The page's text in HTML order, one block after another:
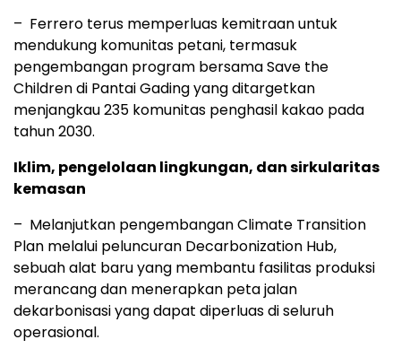
– Ferrero terus memperluas kemitraan untuk
mendukung komunitas petani, termasuk
pengembangan program bersama Save the
Children di Pantai Gading yang ditargetkan
menjangkau 235 komunitas penghasil kakao pada
tahun 2030.
Iklim, pengelolaan lingkungan, dan sirkularitas
kemasan
– Melanjutkan pengembangan Climate Transition
Plan melalui peluncuran Decarbonization Hub,
sebuah alat baru yang membantu fasilitas produksi
merancang dan menerapkan peta jalan
dekarbonisasi yang dapat diperluas di seluruh
operasional.